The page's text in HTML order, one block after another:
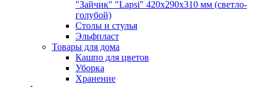
"Зайчик" "Lapsi" 420х290х310 мм (светло-
голубой)
Столы и стулья
Эльфпласт
Товары для дома
Кашпо для цветов
Уборка
Хранение